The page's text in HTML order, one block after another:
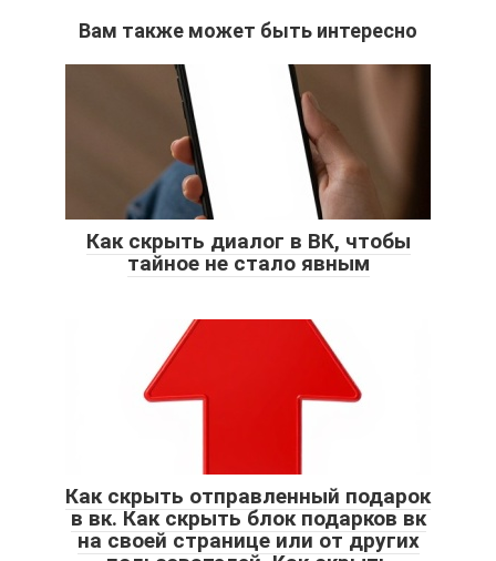
Вам также может быть интересно
Как скрыть диалог в ВК, чтобы
тайное не стало явным
Как скрыть отправленный подарок
в вк. Как скрыть блок подарков вк
на своей странице или от других